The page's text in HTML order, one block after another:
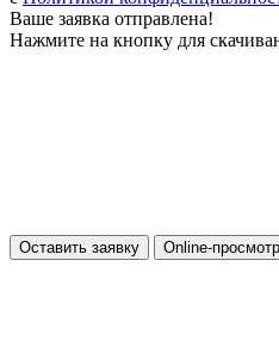
Ваше заявка отправлена!
Нажмите на кнопку для
Оставить заявку Online-просмотр